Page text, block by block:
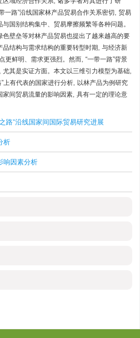
一路”沿线国家林产品贸易合作关系密切, 贸易
国别结构集中、贸易摩擦频繁等各种问题。
色壁垒等对林产品贸易也提出了越来越高的要
品结构与需求结构的重要转型时期, 与经济新
更鲜明、需求更强烈。然而, “一带一路”背景
其是实证方面。本文以三维引力模型为基础,
上有代表的国家进行分析, 以林产品为例研究
家间贸易流量的影响因素, 具有一定的理论意
路”沿线国家间国际贸易研究进展
析
响因素分析